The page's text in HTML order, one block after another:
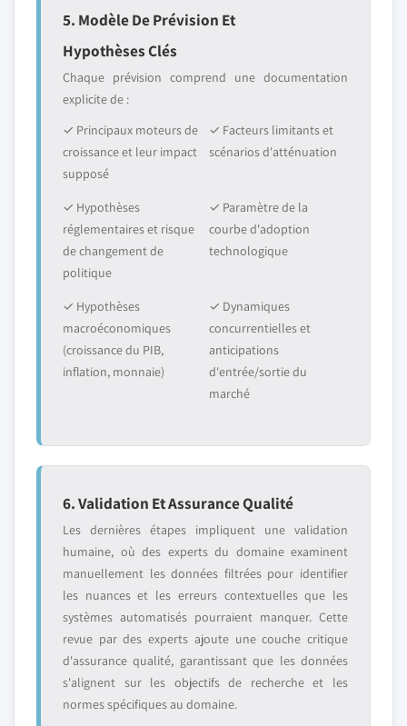
5. Modèle De Prévision Et
Hypothèses Clés
Chaque prévision comprend une documentation
explicite de :
✓ Principaux moteurs de
croissance et leur impact
supposé
✓ Facteurs limitants et
scénarios d'atténuation
✓ Hypothèses
réglementaires et risque
de changement de
politique
✓ Paramètre de la
courbe d'adoption
technologique
✓ Hypothèses
macroéconomiques
(croissance du PIB,
inflation, monnaie)
✓ Dynamiques
concurrentielles et
anticipations
d'entrée/sortie du
marché
6. Validation Et Assurance Qualité
Les dernières étapes impliquent une validation
humaine, où des experts du domaine examinent
manuellement les données filtrées pour identifier
les nuances et les erreurs contextuelles que les
systèmes automatisés pourraient manquer. Cette
revue par des experts ajoute une couche critique
d'assurance qualité, garantissant que les données
s'alignent sur les objectifs de recherche et les
normes spécifiques au domaine.